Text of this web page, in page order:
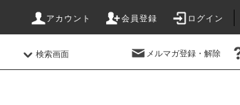
アカウント 会員登録 ログイン
検索画面 メルマガ登録・解除